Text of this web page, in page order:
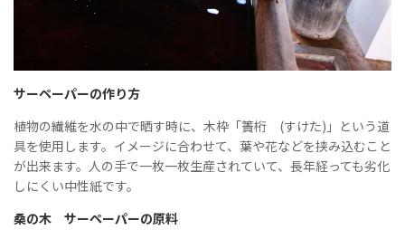
サーペーパーの作り方
植物の繊維を水の中で晒す時に、木枠「簀桁 (すけた)」という道
具を使用します。イメージに合わせて、葉や花などを挟み込むこと
が出来ます。人の手で一枚一枚生産されていて、長年経っても劣化
しにくい中性紙です。
桑の木 サーペーパーの原料